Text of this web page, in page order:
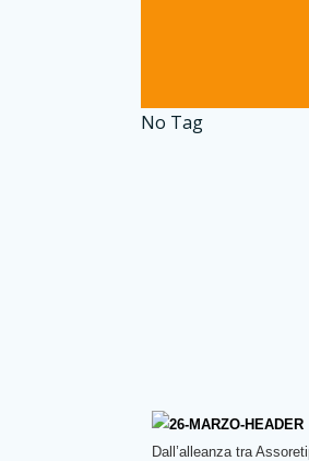
No Tag
Dall’alleanza tra